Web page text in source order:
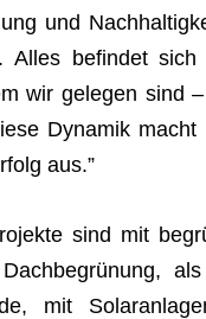
und
Alles befin­det
wir gele­gen sind
Dyna­mik macht
aus.”
sind mit
mit